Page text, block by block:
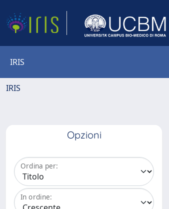
IRIS
IRIS
Opzioni
Ordina per:
In ordine: